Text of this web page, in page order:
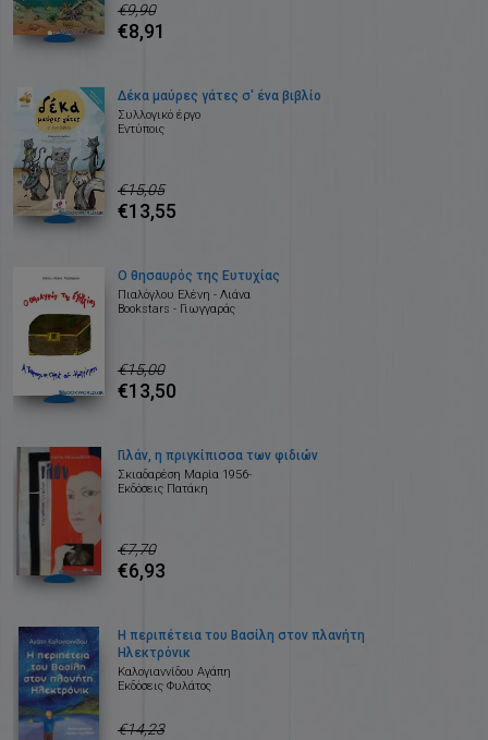
€9,90
€8,91
Δέκα μαύρες γάτες σ' ένα βιβλίο
Συλλογικό έργο
Εντύποις
€15,05
€13,55
Ο θησαυρός της Ευτυχίας
Πιαλόγλου Ελένη - Λιάνα
Bookstars - Γιωγγαράς
€15,00
€13,50
Γιλάν, η πριγκίπισσα των φιδιών
Σκιαδαρέση Μαρία 1956-
Εκδόσεις Πατάκη
€7,70
€6,93
Η περιπέτεια του Βασίλη στον πλανήτη
Ηλεκτρόνικ
Καλογιαννίδου Αγάπη
Εκδόσεις Φυλάτος
€14,23